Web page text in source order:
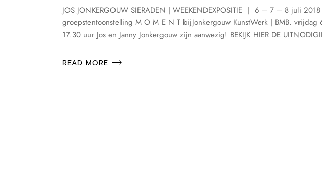
JOS JONKERGOUW SIERADEN | WEEKENDEXPOSITIE | 6 – 7 – 8 juli
groepstentoonstelling M O M E N T bijJonkergouw KunstWerk | BMB.
17.30 uur Jos en Janny Jonkergouw zijn aanwezig! BEKIJK HIER DE
READ MORE